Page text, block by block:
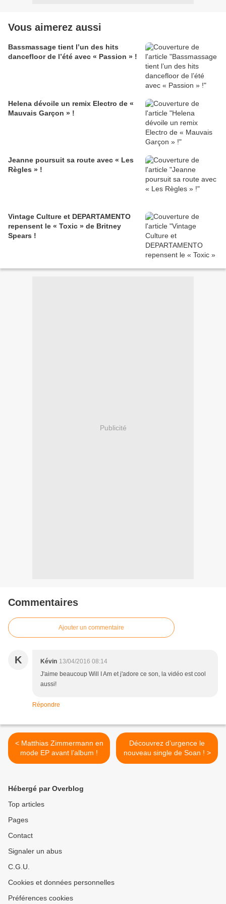
Vous aimerez aussi
Bassmassage tient l’un des hits
dancefloor de l’été avec « Passion » !
Helena dévoile un remix Electro de «
Mauvais Garçon » !
Jeanne poursuit sa route avec « Les
Règles » !
Vintage Culture et DEPARTAMENTO
repensent le « Toxic » de Britney
Spears !
Publicité
Commentaires
Ajouter un commentaire
K Kévin 13/04/2016 08:14
J'aime beaucoup Will I Am et j'adore ce son, la vidéo est cool
aussi!
Répondre
< Matthias Zimmermann en
mode EP avant l’album !
Découvrez d’urgence le
nouveau single de Soan ! >
Hébergé par Overblog
Top articles
Pages
Contact
Signaler un abus
C.G.U.
Cookies et données personnelles
Préférences cookies